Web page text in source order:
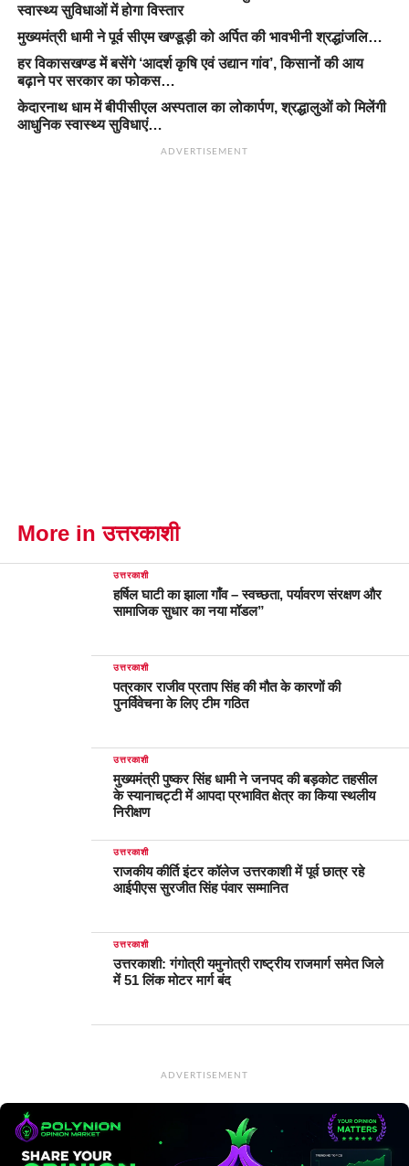
स्वास्थ्य सुविधाओं में होगा विस्तार
मुख्यमंत्री धामी ने पूर्व सीएम खण्डूड़ी को अर्पित की भावभीनी श्रद्धांजलि…
हर विकासखण्ड में बसेंगे ‘आदर्श कृषि एवं उद्यान गांव’, किसानों की आय
बढ़ाने पर सरकार का फोकस…
केदारनाथ धाम में बीपीसीएल अस्पताल का लोकार्पण, श्रद्धालुओं को मिलेंगी
आधुनिक स्वास्थ्य सुविधाएं…
ADVERTISEMENT
More in उत्तरकाशी
उत्तरकाशी
हर्षिल घाटी का झाला गाँव – स्वच्छता, पर्यावरण संरक्षण और
सामाजिक सुधार का नया मॉडल”
उत्तरकाशी
पत्रकार राजीव प्रताप सिंह की मौत के कारणों की
पुनर्विवेचना के लिए टीम गठित
उत्तरकाशी
मुख्यमंत्री पुष्कर सिंह धामी ने जनपद की बड़कोट तहसील
के स्यानाचट्टी में आपदा प्रभावित क्षेत्र का किया स्थलीय
निरीक्षण
उत्तरकाशी
राजकीय कीर्ति इंटर कॉलेज उत्तरकाशी में पूर्व छात्र रहे
आईपीएस सुरजीत सिंह पंवार सम्मानित
उत्तरकाशी
उत्तरकाशी: गंगोत्री यमुनोत्री राष्ट्रीय राजमार्ग समेत जिले
में 51 लिंक मोटर मार्ग बंद
ADVERTISEMENT